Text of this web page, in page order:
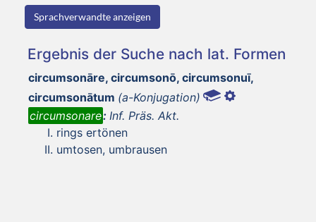
Sprachverwandte anzeigen
Ergebnis der Suche nach lat. Formen
circumsonāre, circumsonō, circumsonuī,
circumsonātum (a-Konjugation)
circumsonare: Inf. Präs. Akt.
rings ertönen
umtosen, umbrausen